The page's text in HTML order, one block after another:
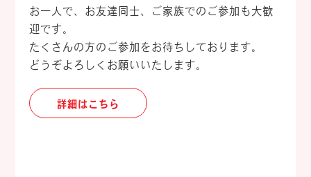
お一人で、お友達同士、ご家族でのご参加も大歓
迎です。
たくさんの方のご参加をお待ちしております。
どうぞよろしくお願いいたします。
詳細はこちら